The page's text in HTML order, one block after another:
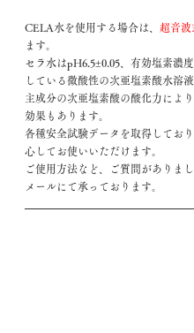
CELA水を使用する場合は、 超音波
ます。
セラ水はpH6.5±0.05、有効塩素濃
している微酸性の次亜塩素酸水溶液
主成分の次亜塩素酸の酸化力によ
効果もあります。
各種安全試験データを取得してお
心してお使いいただけます。
ご使用方法など、ご質問がありま
メールにて承っております。